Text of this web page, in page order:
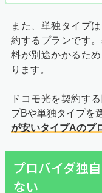
また、単独タイプ
約するプランです
料が別途かかるた
ります。
ドコモ光を契約す
プBや単独タイプを
が安いタイプAのプ
プロバイダ独
ない